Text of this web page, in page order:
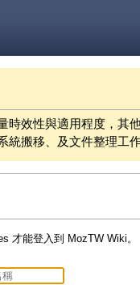
時效性與適用程度，其
統搬移、及文件整理工
才能登入到 MozTW Wiki。